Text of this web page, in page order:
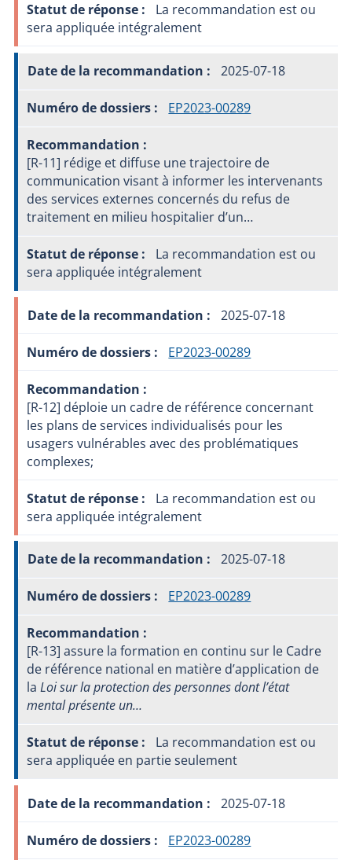
La recommandation est ou
sera appliquée intégralement
2025-07-18
EP2023-00289
[R-11] rédige et diffuse une trajectoire de
communication visant à informer les intervenants
des services externes concernés du refus de
traitement en milieu hospitalier d’un…
La recommandation est ou
sera appliquée intégralement
2025-07-18
EP2023-00289
[R-12] déploie un cadre de référence concernant
les plans de services individualisés pour les
usagers vulnérables avec des problématiques
complexes;
La recommandation est ou
sera appliquée intégralement
2025-07-18
EP2023-00289
[R-13] assure la formation en continu sur le Cadre
de référence national en matière d’application de
la Loi sur la protection des personnes dont l’état
mental présente un…
La recommandation est ou
sera appliquée en partie seulement
2025-07-18
EP2023-00289